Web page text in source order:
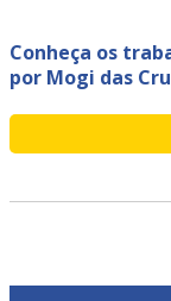
Conheça os
por Mogi das